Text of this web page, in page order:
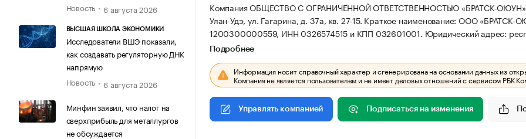
Новость
6 августа 2026
ВЫСШАЯ ШКОЛА ЭКОНОМИКИ
Исследователи ВШЭ показали,
как создавать регуляторную ДНК
напрямую
Новость
6 августа 2026
Минфин заявил, что налог на
сверхприбыль для металлургов
не обсуждается
Компания ОБЩЕСТВО С ОГРАНИЧЕННОЙ ОТВЕТСТВЕННОСТЬЮ «БРАТСК-ОЮУН»
Улан-Удэ, ул. Гагарина, д. 37а, кв. 27-15. Краткое наименование: ООО «БРАТСК-
1200300000559, ИНН 0326574515 и КПП 032601001. Юридический адрес:
Подробнее
Информация носит справочный характер и сгенерирована на основании данных из
Компания не является пользователем и не имеет деловых отношений с сервисом РБК
Управлять компанией Подписаться на изменения